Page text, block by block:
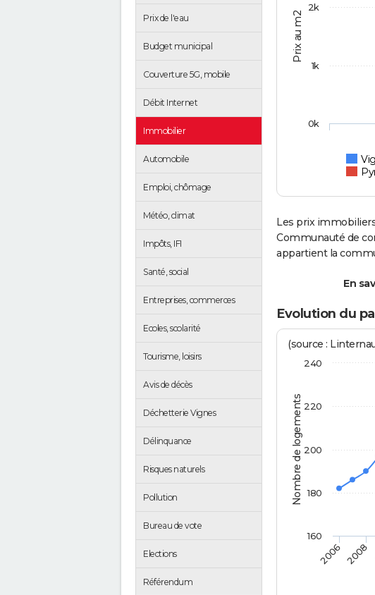
Prix de l'eau
Budget municipal
Couverture 5G, mobile
Débit Internet
Immobilier
Automobile
Emploi, chômage
Météo, climat
Impôts, IFI
Santé, social
Entreprises, commerces
Ecoles, scolarité
Tourisme, loisirs
Avis de décès
Déchetterie Vignes
Délinquance
Risques naturels
Pollution
Bureau de vote
Elections
Référendum
Prix au m2
0k
1k
2k
Les prix
Communauté de
appartient la
En
Evolution du
Nombre de logements
(source :
2006 2008
180
200
220
240
160